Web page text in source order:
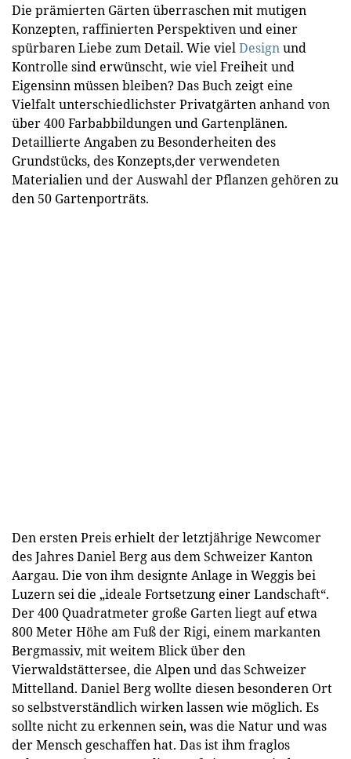
Die prämierten Gärten überraschen mit mutigen
Konzepten, raffinierten Perspektiven und einer
spürbaren Liebe zum Detail. Wie vielDesignund
Kontrolle sind erwünscht, wie viel Freiheit und
Eigensinn müssen bleiben? Das Buch zeigt eine
Vielfalt unterschiedlichster Privatgärten anhand von
über 400 Farbabbildungen und Gartenplänen.
Detaillierte Angaben zu Besonderheiten des
Grundstücks, des Konzepts,der verwendeten
Materialien und der Auswahl der Pflanzen gehören zu
den 50 Gartenporträts.
Den ersten Preis erhielt der letztjährige Newcomer
des Jahres Daniel Berg aus dem Schweizer Kanton
Aargau. Die von ihm designte Anlage in Weggis bei
Luzern sei die „ideale Fortsetzung einer Landschaft“.
Der 400 Quadratmeter große Garten liegt auf etwa
800 Meter Höhe am Fuß der Rigi, einem markanten
Bergmassiv, mit weitem Blick über den
Vierwaldstättersee, die Alpen und das Schweizer
Mittelland. Daniel Berg wollte diesen besonderen Ort
so selbstverständlich wirken lassen wie möglich. Es
sollte nicht zu erkennen sein, was die Natur und was
der Mensch geschaffen hat. Das ist ihm fraglos